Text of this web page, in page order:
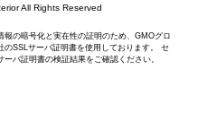
All Rights Reserved
報の暗号化と実在性の証明のため、GMOグロ
のSSLサーバ証明書を使用しております。 セ
ーバ証明書の検証結果をご確認ください。